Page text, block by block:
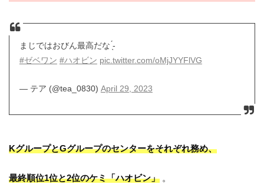
まじではおびん最高だな︎ ̖́-
#ゼベワン #ハオビン pic.twitter.com/oMjJYYFlVG
— テア (@tea_0830) April 29, 2023
KグループとGグループのセンターをそれぞれ務め、
最終順位1位と2位のケミ「ハオビン」 。